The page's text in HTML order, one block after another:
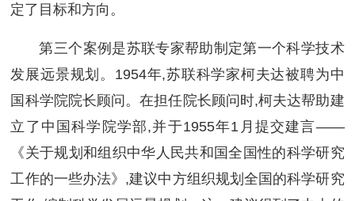
定了目标和方向。
第三个案例是苏联专家帮助制定第一个科学技术
发展远景规划。1954年,苏联科学家柯夫达被聘为中
国科学院院长顾问。在担任院长顾问时,柯夫达帮助建
立了中国科学院学部,并于1955年1月提交建言——
《关于规划和组织中华人民共和国全国性的科学研究
工作的一些办法》,建议中方组织规划全国的科学研究